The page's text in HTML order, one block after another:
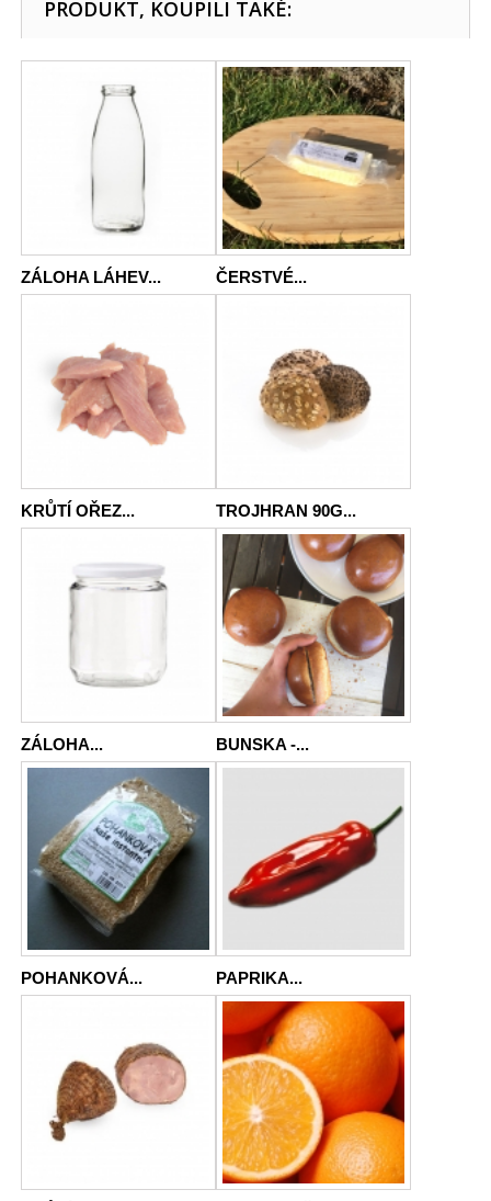
PRODUKT, KOUPILI TAKÉ:
ZÁLOHA LÁHEV... ČERSTVÉ...
KRŮTÍ OŘEZ... TROJHRAN 90G...
ZÁLOHA... BUNSKA -...
POHANKOVÁ... PAPRIKA...